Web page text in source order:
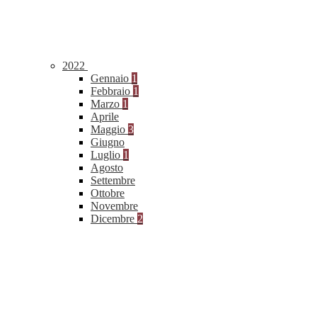
2022
Gennaio 1
Febbraio 1
Marzo 1
Aprile
Maggio 3
Giugno
Luglio 1
Agosto
Settembre
Ottobre
Novembre
Dicembre 2